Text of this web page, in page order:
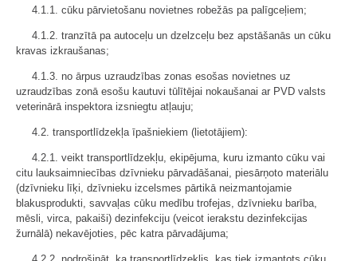
4.1.1. cūku pārvietošanu novietnes robežās pa palīgceļiem;
4.1.2. tranzītā pa autoceļu un dzelzceļu bez apstāšanās un cūku
kravas izkraušanas;
4.1.3. no ārpus uzraudzības zonas esošas novietnes uz
uzraudzības zonā esošu kautuvi tūlītējai nokaušanai ar PVD valsts
veterinārā inspektora izsniegtu atļauju;
4.2. transportlīdzekļa īpašniekiem (lietotājiem):
4.2.1. veikt transportlīdzekļu, ekipējuma, kuru izmanto cūku vai
citu lauksaimniecības dzīvnieku pārvadāšanai, piesārņoto materiālu
(dzīvnieku līķi, dzīvnieku izcelsmes pārtikā neizmantojamie
blakusprodukti, savvaļas cūku medību trofejas, dzīvnieku barība,
mēsli, virca, pakaiši) dezinfekciju (veicot ierakstu dezinfekcijas
žurnālā) nekavējoties, pēc katra pārvadājuma;